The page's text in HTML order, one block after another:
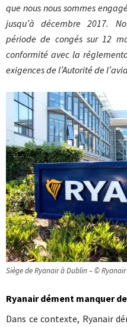
que nous nous sommes
jusqu’à décembre 2017.
période de congés sur 12
conformité avec la
exigences de l’Autorité de
Siège de Ryanair à Dublin – © Ryanair
Ryanair dément manquer
Dans ce contexte, Ryanair